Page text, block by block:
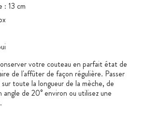
: 13 cm
votre couteau en parfait état de
de l'affûter de façon régulière. Passer
toute la longueur de la mèche, de
angle de 20° environ ou utilisez une